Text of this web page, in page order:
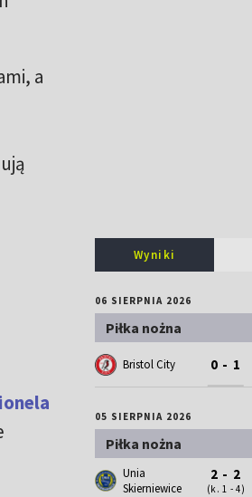
a
Wyniki
06 SIERPNIA 2026
Piłka nożna
Bristol City 0 - 1
05 SIERPNIA 2026
Piłka nożna
Unia
Skierniewice
2 - 2
(k. 1 - 4)